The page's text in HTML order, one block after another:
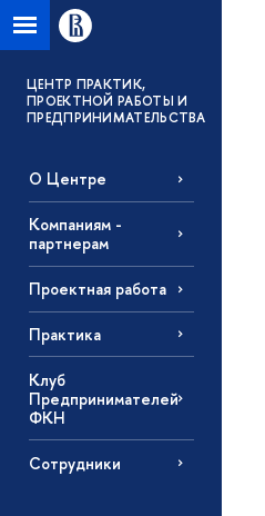
ЦЕНТР ПРАКТИК,
ПРОЕКТНОЙ РАБОТЫ И
ПРЕДПРИНИМАТЕЛЬСТВА
О Центре
Компаниям -
партнерам
Проектная работа
Практика
Клуб
Предпринимателей
ФКН
Сотрудники